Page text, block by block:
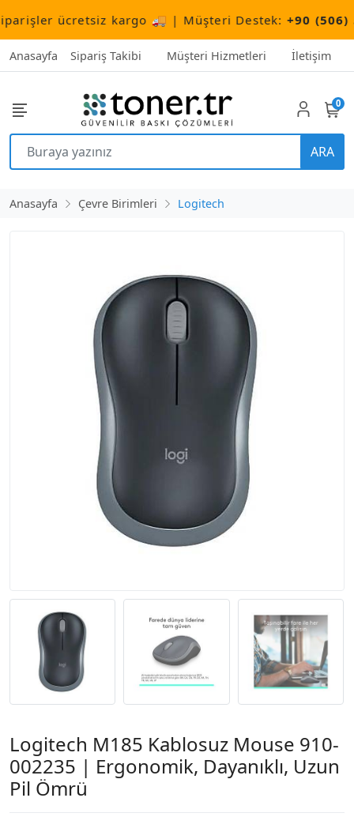
ücretsiz kargo 🚚 | Müşteri Destek:+90 (506)
Anasayfa Sipariş Takibi Müşteri Hizmetleri İletişim
ARA
0
Anasayfa Çevre Birimleri Logitech
Logitech M185 Kablosuz Mouse 910-
002235 | Ergonomik, Dayanıklı, Uzun
Pil Ömrü